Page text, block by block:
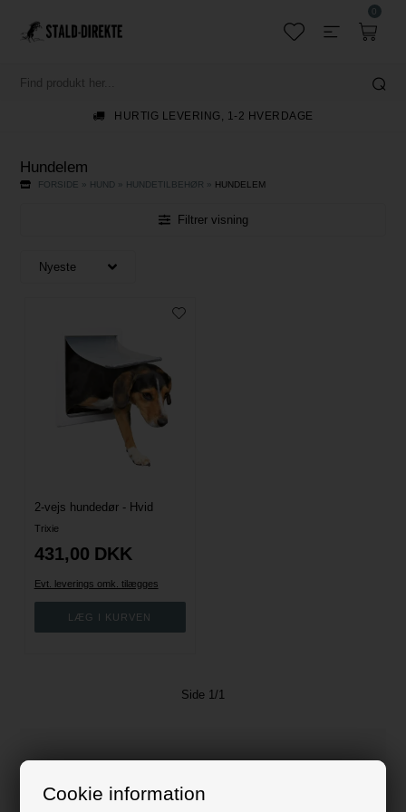
Cookie information
0
HURTIG LEVERING, 1-2 HVERDAGE
Hundelem
FORSIDE » HUND » HUNDETILBEHØR » HUNDELEM
Filtrer visning
2-vejs hundedør - Hvid
Trixie
431,00 DKK
Evt. leverings omk. tilægges
Side 1/1
Gør det nemt for hunden at komme ind og ud af huset